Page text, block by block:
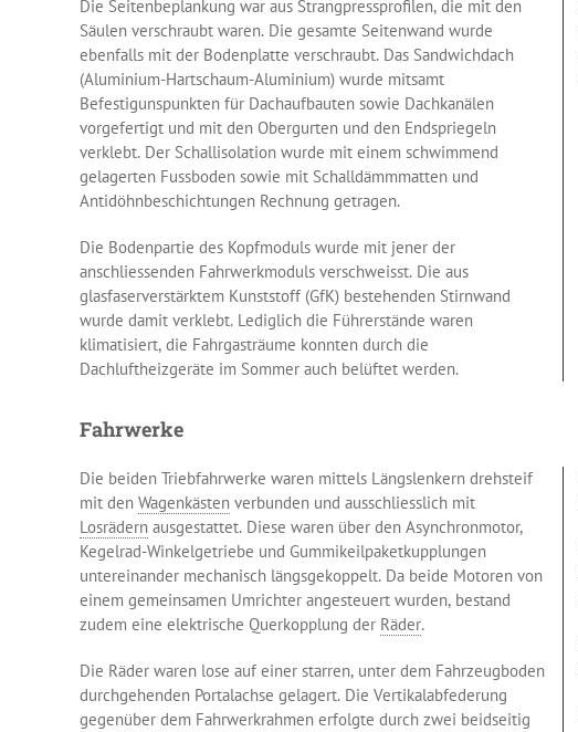
Die Seitenbeplankung war aus Strangpressprofilen, die mit den
Säulen verschraubt waren. Die gesamte Seitenwand wurde
ebenfalls mit der Bodenplatte verschraubt. Das Sandwichdach
(Aluminium-Hartschaum-Aluminium) wurde mitsamt
Befestigunspunkten für Dachaufbauten sowie Dachkanälen
vorgefertigt und mit den Obergurten und den Endspriegeln
verklebt. Der Schallisolation wurde mit einem schwimmend
gelagerten Fussboden sowie mit Schalldämmmatten und
Antidöhnbeschichtungen Rechnung getragen.
Die Bodenpartie des Kopfmoduls wurde mit jener der
anschliessenden Fahrwerkmoduls verschweisst. Die aus
glasfaserverstärktem Kunststoff (GfK) bestehenden Stirnwand
wurde damit verklebt. Lediglich die Führerstände waren
klimatisiert, die Fahrgasträume konnten durch die
Dachluftheizgeräte im Sommer auch belüftet werden.
Fahrwerke
Die beiden Triebfahrwerke waren mittels Längslenkern drehsteif
mit den Wagenkästen verbunden und ausschliesslich mit
Losrädern ausgestattet. Diese waren über den Asynchronmotor,
Kegelrad-Winkelgetriebe und Gummikeilpaketkupplungen
untereinander mechanisch längsgekoppelt. Da beide Motoren von
einem gemeinsamen Umrichter angesteuert wurden, bestand
zudem eine elektrische Querkopplung der Räder.
Die Räder waren lose auf einer starren, unter dem Fahrzeugboden
durchgehenden Portalachse gelagert. Die Vertikalabfederung
gegenüber dem Fahrwerkrahmen erfolgte durch zwei beidseitig